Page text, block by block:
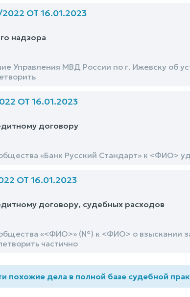
ОТ 16.01.2023
надзора
Управления МВД России по г. Ижевску об
ОТ 16.01.2023
договору
«Банк Русский Стандарт» к <ФИО>
ОТ 16.01.2023
договору, судебных расходов
«<ФИО>» (№) к <ФИО> о взыскании
частично
похожие дела в полной базе судебной